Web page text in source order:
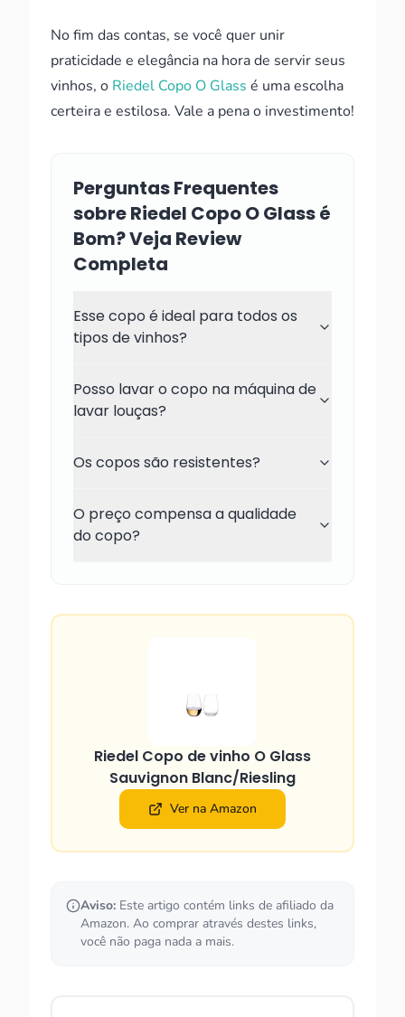
No fim das contas, se você quer unir
praticidade e elegância na hora de servir seus
vinhos, o Riedel Copo O Glass é uma escolha
certeira e estilosa. Vale a pena o investimento!
Perguntas Frequentes
sobre Riedel Copo O Glass é
Bom? Veja Review
Completa
Esse copo é ideal para todos os
tipos de vinhos?
Posso lavar o copo na máquina de
lavar louças?
Os copos são resistentes?
O preço compensa a qualidade
do copo?
Riedel Copo de vinho O Glass
Sauvignon Blanc/Riesling
Ver na Amazon
Aviso: Este artigo contém links de afiliado da
Amazon. Ao comprar através destes links,
você não paga nada a mais.